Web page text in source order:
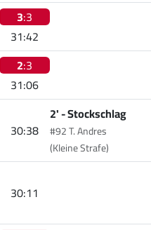
3:3
31:42
2:3
31:06
30:38
2' -Stockschlag
#92 T. Andres
(Kleine Strafe)
30:11